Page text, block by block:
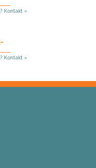
Kontakt »
Kontakt »